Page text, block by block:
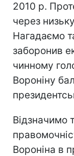
2010 р.
через
Нагадаємо
заборонив
чинному
Вороніну
Відзначимо
Вороніна в